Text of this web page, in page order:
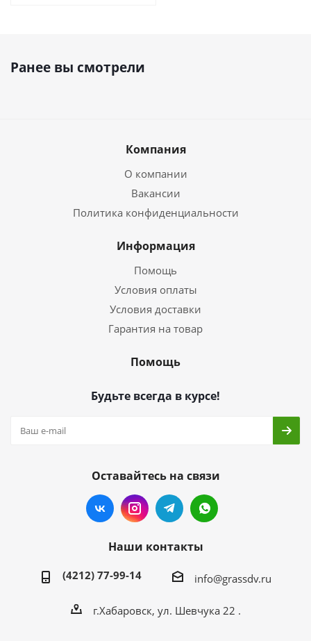
Ранее вы смотрели
Компания
О компании
Вакансии
Политика конфиденциальности
Информация
Помощь
Условия оплаты
Условия доставки
Гарантия на товар
Помощь
Будьте всегда в курсе!
Оставайтесь на связи
Наши контакты
(4212) 77-99-14 info@grassdv.ru
г.Хабаровск, ул. Шевчука 22 .